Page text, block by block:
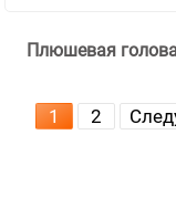
Плюшевая
1 2